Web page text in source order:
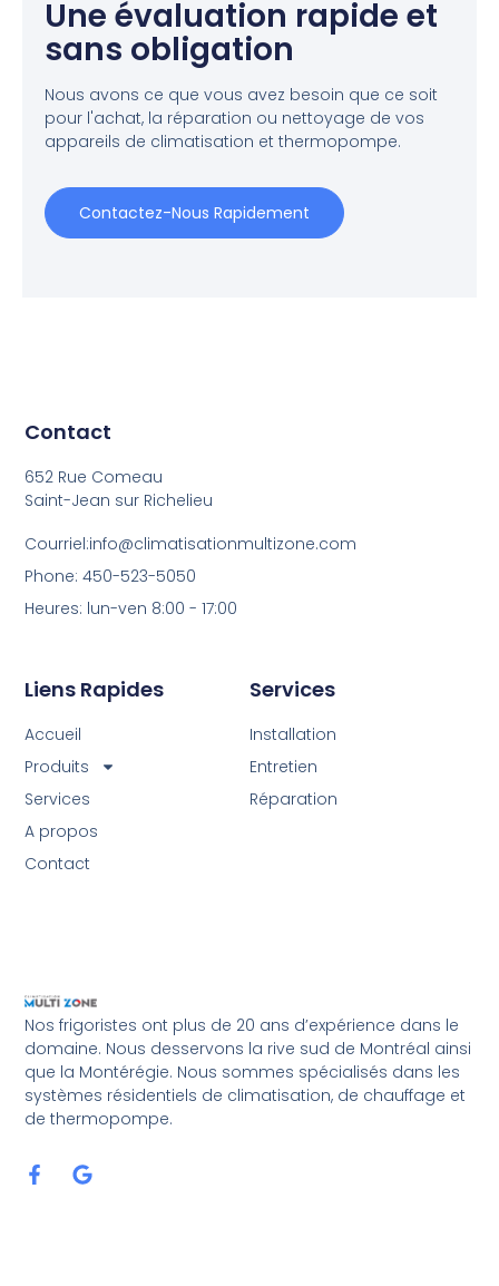
Une évaluation rapide et
sans obligation
Nous avons ce que vous avez besoin que ce soit
pour l'achat, la réparation ou nettoyage de vos
appareils de climatisation et thermopompe.
Contactez-Nous Rapidement
Nos frigoristes ont plus de 20 ans d’expérience dans le
domaine. Nous desservons la rive sud de Montréal ainsi
que la Montérégie. Nous sommes spécialisés dans les
systèmes résidentiels de climatisation, de chauffage et
de thermopompe.
Services
Installation
Entretien
Réparation
Liens Rapides
Accueil
Produits
Services
A propos
Contact
Contact
652 Rue Comeau
Saint-Jean sur Richelieu
Courriel:info@climatisationmultizone.com
Phone: 450-523-5050
Heures: lun-ven 8:00 - 17:00